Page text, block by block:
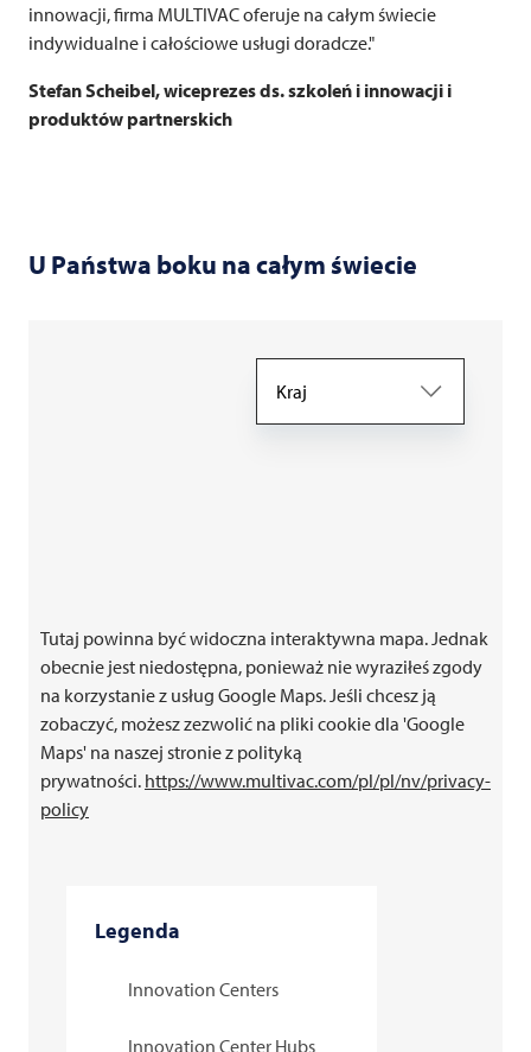
innowacji, firma MULTIVACoferuje na całym świecie
indywidualne i całościowe usługi doradcze."
Stefan Scheibel, wiceprezes ds. szkoleń i innowacji i
produktów partnerskich
U Państwa boku na całym świecie
Tutaj powinna być widoczna interaktywna mapa. Jednak
obecnie jest niedostępna, ponieważ nie wyraziłeś zgody
na korzystanie z usług Google Maps. Jeśli chcesz ją
zobaczyć, możesz zezwolić na pliki cookie dla 'Google
Maps' na naszej stronie z polityką
prywatności. https://www.multivac.com/pl/pl/nv/privacy-
policy
Legenda
Innovation Centers
Innovation Center Hubs